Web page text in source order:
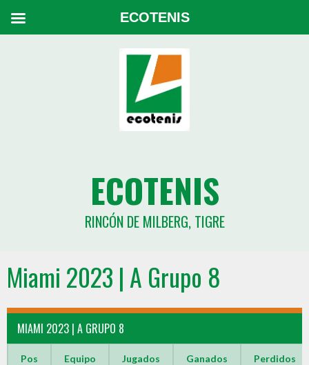
ECOTENIS
RINCÓN DE MILBERG, TIGRE
Miami 2023 | A Grupo 8
MIAMI 2023 | A GRUPO 8
Pos Equipo Jugados Ganados Perdidos
ECOTENIS